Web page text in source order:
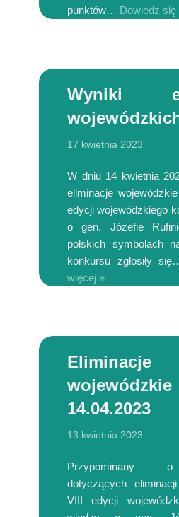
punktów… Dowiedz się
Wyniki
17 kwietnia 2023
W dniu 14 kwietnia
eliminacje
edycji wojewódzkiego
o gen. Józefie
polskich symbolach
konkursu zgłosiły
więcej »
Eliminacje
14.04.2023
13 kwietnia 2023
Przypominany
dotyczących
VIII edycji